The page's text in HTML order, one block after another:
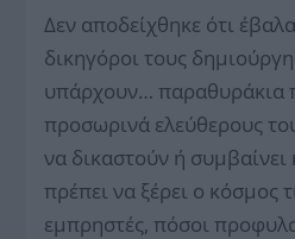
Δεν αποδείχθηκε ότι
δικηγόροι τους
υπάρχουν… παραθυράκια
προσωρινά ελεύθερους
να δικαστούν ή συμβαίνει
πρέπει να ξέρει ο κόσμος
εμπρηστές, πόσοι